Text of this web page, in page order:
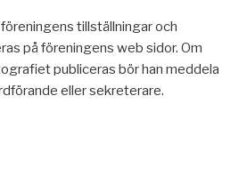
tillställningar och
på föreningens web sidor. Om
publiceras bör han meddela
eller sekreterare.